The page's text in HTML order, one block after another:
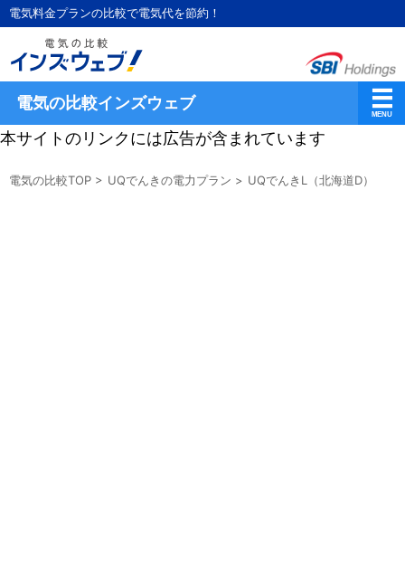
電気料金プランの比較で電気代を節約！
電気の比較インズウェブ
本サイトのリンクには広告が含まれています
電気の比較TOP > UQでんきの電力プラン > UQでんきL（北海道D）